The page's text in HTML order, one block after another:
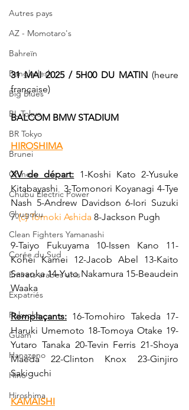
Autres pays
AZ - Momotaro's
Bahreïn
Bangladesh
Big Blues
BL Tokyo
BR Tokyo
Brunei
Chine
Chubu Electric Power
Chugoku
Clean Fighters Yamanashi
Corée du Sud
Emirats arabes unis
Expatriés
Fukuoka
Guam
Hanazono
Hino
Hiroshima
31 MAI 2025 / 5H00 DU MATIN (heure
française)
BALCOM BMW STADIUM
HIROSHIMA
XV de départ: 1-Koshi Kato 2-Yusuke
Kitabayashi  3-Tomonori Koyanagi 4-Tye
Nash 5-Andrew Davidson 6-Iori Suzuki
7-(c) Tomoki Ashida 8-Jackson Pugh
9-Taiyo Fukuyama 10-Issen Kano 11-
Kohei Kamei 12-Jacob Abel 13-Kaito
Sasaoka 14-Yuto Nakamura 15-Beaudein
Waaka
Remplaçants: 16-Tomohiro Takeda 17-
Haruki Umemoto 18-Tomoya Otake 19-
Yutaro Tanaka 20-Tevin Ferris 21-Shoya
Maeda 22-Clinton Knox 23-Ginjiro
Sakiguchi
KAMAISHI